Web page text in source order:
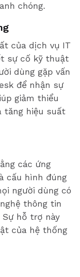
chóng.
của dịch vụ IT
sự cố kỹ thuật
dùng gặp vấn
để nhận sự
giảm thiểu
tăng hiệu suất
các ứng
cấu hình đúng
người dùng có
thông tin
Sự hỗ trợ này
của hệ thống